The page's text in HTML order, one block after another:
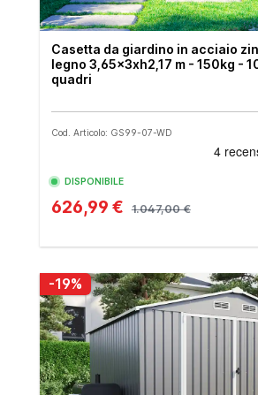
Casetta da giardino in acciaio
legno 3,65x3xh2,17 m - 150kg -
quadri
Cod. Articolo: GS99-07-WD
DISPONIBILE
626,99 € 1.047,00 €
-19%